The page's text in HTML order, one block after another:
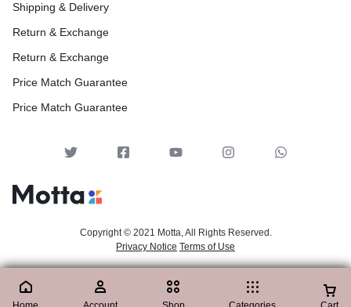
Shipping & Delivery
Return & Exchange
Return & Exchange
Price Match Guarantee
Price Match Guarantee
Copyright © 2021 Motta, All Rights Reserved.
Privacy Notice Terms of Use